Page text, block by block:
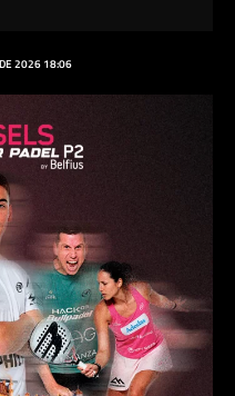
DE 2026 18:06